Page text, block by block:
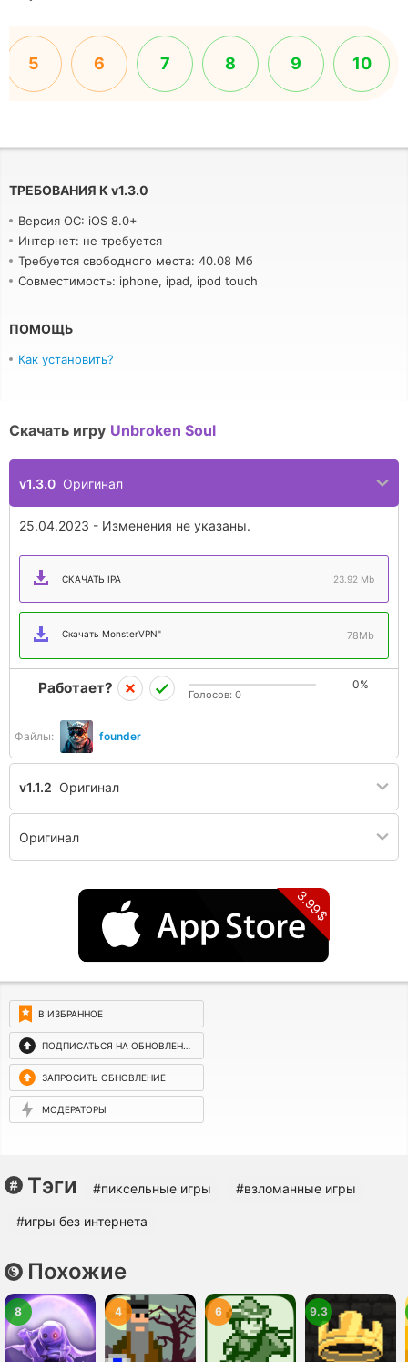
5 6 7 8 9 10
ТРЕБОВАНИЯ К v1.3.0
Версия ОС: iOS 8.0+
Интернет: не требуется
Требуется свободного места: 40.08 Мб
Совместимость: iphone, ipad, ipod touch
ПОМОЩЬ
Как установить?
Скачать игру Unbroken Soul
v1.3.0 Оригинал
25.04.2023 - Изменения не указаны.
СКАЧАТЬ IPA 23.92 Mb
Скачать MonsterVPN" 78Mb
Файлы: founder
Работает? 0%
Голосов: 0
v1.1.2 Оригинал
Оригинал
3.99$
В ИЗБРАННОЕ
ПОДПИСАТЬСЯ НА ОБНОВЛЕНИЯ
ЗАПРОСИТЬ ОБНОВЛЕНИЕ
МОДЕРАТОРЫ
Тэги #пиксельные игры #взломанные игры
#игры без интернета
Похожие
8 4 6 9.3